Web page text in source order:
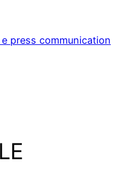
press communication